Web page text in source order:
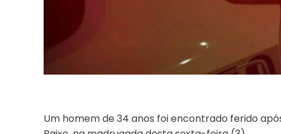
Um homem de 34 anos foi encontrado ferido